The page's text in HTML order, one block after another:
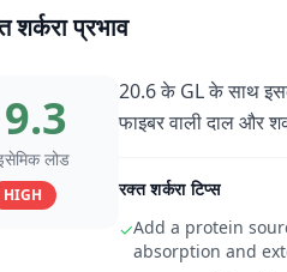
शर्करा प्रभाव
लोड
HIGH
20.6 के GL के साथ
फाइबर वाली दाल और
रक्त शर्करा टिप्स
✓Add a protein
absorption and